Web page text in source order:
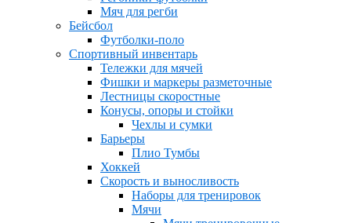
Мяч для регби
Бейсбол
Футболки-поло
Спортивный инвентарь
Тележки для мячей
Фишки и маркеры разметочные
Лестницы скоростные
Конусы, опоры и стойки
Чехлы и сумки
Барьеры
Плио Тумбы
Хоккей
Скорость и выносливость
Наборы для тренировок
Мячи